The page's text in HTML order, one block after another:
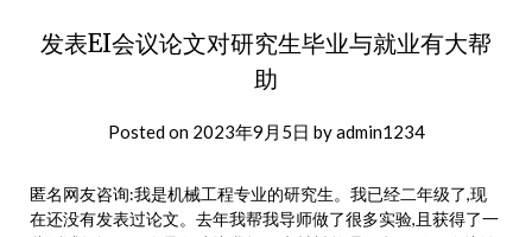
发表EI会议论文对研究生毕业与就业有大帮
助
Posted on 2023年9月5日 byadmin1234
匿名网友咨询:我是机械工程专业的研究生。我已经二年级了,现
在还没有发表过论文。去年我帮我导师做了很多实验,且获得了一